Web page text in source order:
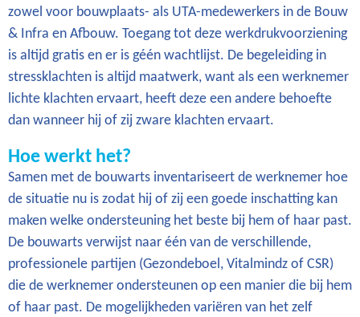
zowel voor bouwplaats- als UTA-medewerkers in de Bouw
& Infra en Afbouw. Toegang tot deze werkdrukvoorziening
is altijd gratis en er is géén wachtlijst. De begeleiding in
stressklachten is altijd maatwerk, want als een werknemer
lichte klachten ervaart, heeft deze een andere behoefte
dan wanneer hij of zij zware klachten ervaart.
Hoe werkt het?
Samen met de bouwarts inventariseert de werknemer hoe
de situatie nu is zodat hij of zij een goede inschatting kan
maken welke ondersteuning het beste bij hem of haar past.
De bouwarts verwijst naar één van de verschillende,
professionele partijen (Gezondeboel, Vitalmindz of CSR)
die de werknemer ondersteunen op een manier die bij hem
of haar past. De mogelijkheden variëren van het zelf